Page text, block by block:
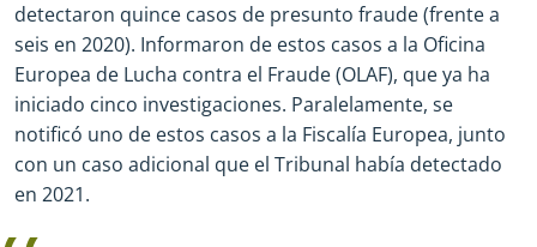
detectaron quince casos de presunto fraude (frente a
seis en 2020). Informaron de estos casos a la Oficina
Europea de Lucha contra el Fraude (OLAF), que ya ha
iniciado cinco investigaciones. Paralelamente, se
notificó uno de estos casos a la Fiscalía Europea, junto
con un caso adicional que el Tribunal había detectado
en 2021.